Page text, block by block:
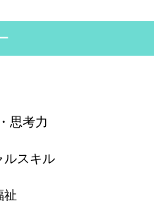
思考力
ルスキル
祉